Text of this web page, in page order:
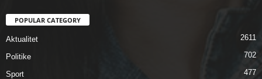
POPULAR CATEGORY
Aktualitet 2611
Politike 702
Sport 477